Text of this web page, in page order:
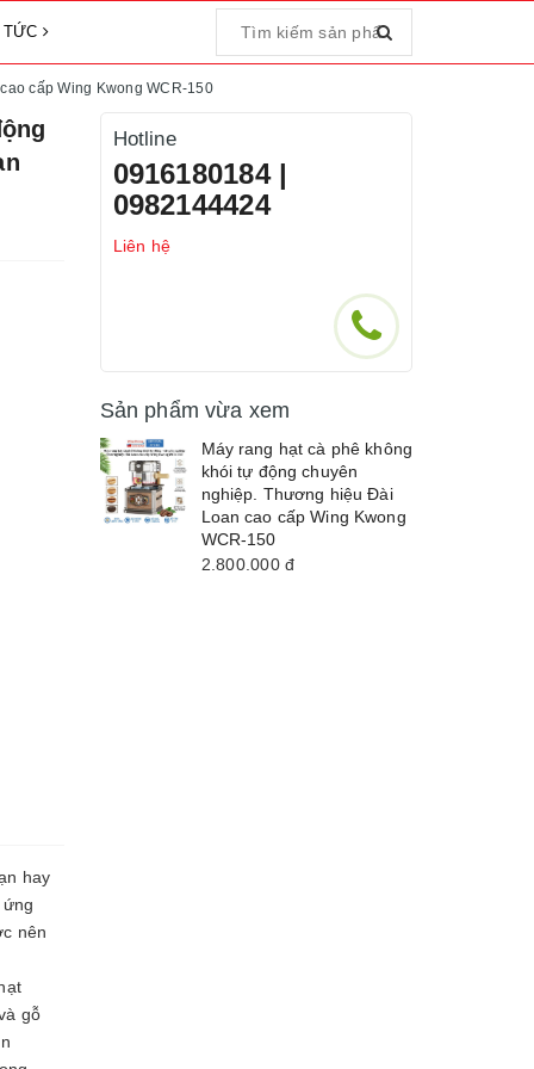
TỨC
cấp Wing Kwong WCR-150
hay
nên
gỗ
Hotline
0916180184 |
0982144424
Liên hệ
Sản phẩm vừa xem
Máy rang hạt cà phê không
khói tự động chuyên
nghiệp. Thương hiệu Đài
Loan cao cấp Wing Kwong
WCR-150
2.800.000đ